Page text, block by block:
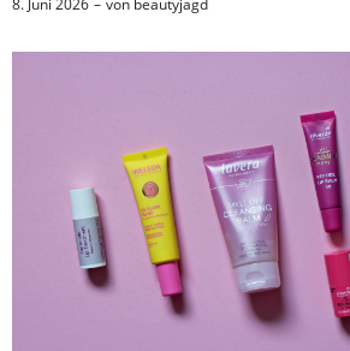
8. Juni 2026 von beautyjagd